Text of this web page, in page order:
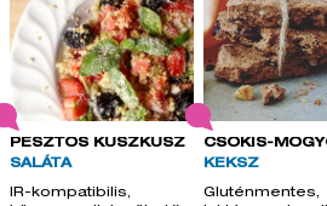
PESZTÓS KUSZKUSZ
SALÁTA
IR-kompatibilis,
CSOKIS-
KEKSZ
Gluténmentes,